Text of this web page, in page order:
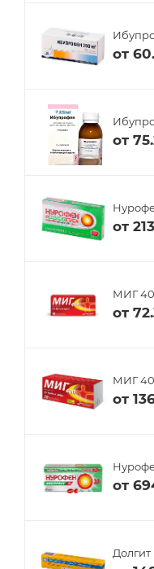
от
от
от
МИГ
от
МИГ
от
от
Долгит